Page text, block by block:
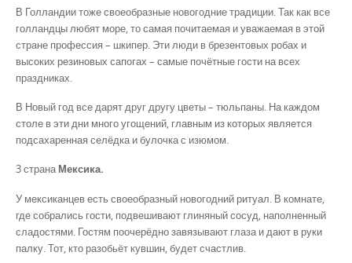
В Голландии тоже своеобразные новогодние традиции. Так как все
голландцы любят море, то самая почитаемая и уважаемая в этой
стране профессия – шкипер. Эти люди в брезентовых робах и
высоких резиновых сапогах – самые почётные гости на всех
праздниках.
В Новый год все дарят друг другу цветы – тюльпаны. На каждом
столе в эти дни много угощений, главным из которых является
подсахаренная селёдка и булочка с изюмом.
3 странаМексика.
У мексиканцев есть своеобразный новогодний ритуал. В комнате,
где собрались гости, подвешивают глиняный сосуд, наполненный
сладостями. Гостям поочерёдно завязывают глаза и дают в руки
палку. Тот, кто разобьёт кувшин, будет счастлив.